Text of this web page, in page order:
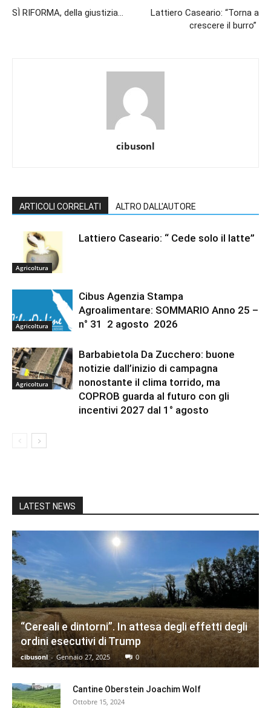
SÌ RIFORMA, della giustizia…
Lattiero Caseario: “Torna a
crescere il burro”
cibusonl
ARTICOLI CORRELATI ALTRO DALL'AUTORE
Agricoltura
Lattiero Caseario: “ Cede solo il latte”
Agricoltura
Cibus Agenzia Stampa
Agroalimentare: SOMMARIO Anno 25 –
n° 31 2 agosto 2026
Agricoltura
Barbabietola Da Zucchero: buone
notizie dall’inizio di campagna
nonostante il clima torrido, ma
COPROB guarda al futuro con gli
incentivi 2027 dal 1° agosto
LATEST NEWS
“Cereali e dintorni”. In attesa degli effetti degli
ordini esecutivi di Trump
cibusonl - Gennaio 27, 2025 0
Cantine Oberstein Joachim Wolf
Ottobre 15, 2024